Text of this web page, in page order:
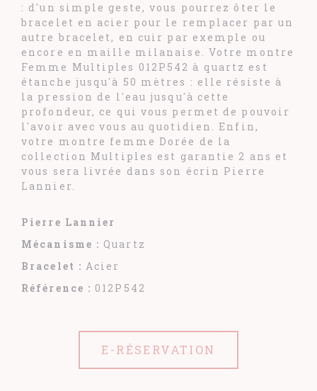
: d'un simple geste, vous pourrez ôter le
bracelet en acier pour le remplacer par un
autre bracelet, en cuir par exemple ou
encore en maille milanaise. Votre montre
Femme Multiples 012P542 à quartz est
étanche jusqu'à 50 mètres : elle résiste à
la pression de l'eau jusqu'à cette
profondeur, ce qui vous permet de pouvoir
l'avoir avec vous au quotidien. Enfin,
votre montre femme Dorée de la
collection Multiples est garantie 2 ans et
vous sera livrée dans son écrin Pierre
Lannier.
Pierre Lannier
Mécanisme : Quartz
Bracelet : Acier
Référence : 012P542
E-RÉSERVATION